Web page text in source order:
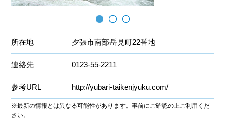
所在地 夕張市南部岳見町22番地
連絡先 0123-55-2211
参考URL http://yubari-taikenjyuku.com/
※最新の情報とは異なる可能性があります。事前にご確認の上ご利用くだ
さい。